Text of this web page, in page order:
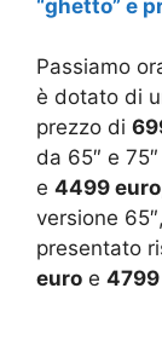
“ghetto” e
Passiamo
è dotato di
prezzo di
da 65″ e
e 4499 euro
versione
presentato
euro e